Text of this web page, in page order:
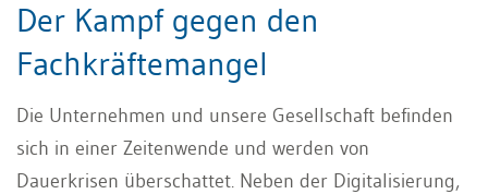
Der Kampf gegen den
Fachkräftemangel
Die Unternehmen und unsere Gesellschaft befinden
sich in einer Zeitenwende und werden von
Dauerkrisen überschattet. Neben der Digitalisierung,